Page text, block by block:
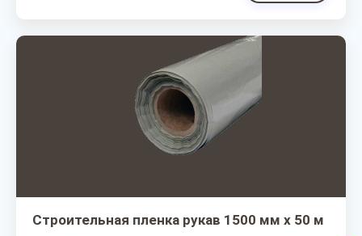
Строительная пленка рукав 1500 мм х 50 м